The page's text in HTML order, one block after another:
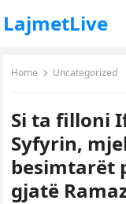
LajmetLive
Home Uncategorized
Si ta filloni
Syfyrin,
besimtarët
gjatë